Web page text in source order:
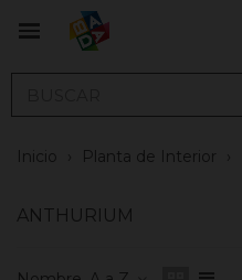
Inicio Planta de Interior
ANTHURIUM